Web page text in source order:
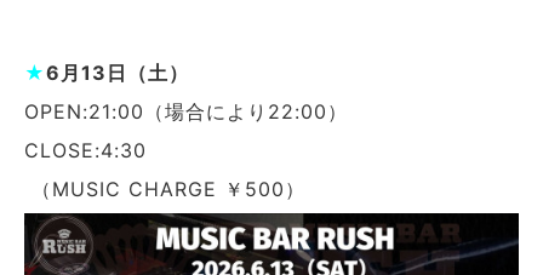
★6月13日（土）
OPEN:21:00（場合により22:00）
CLOSE:4:30
（MUSIC CHARGE ￥500）